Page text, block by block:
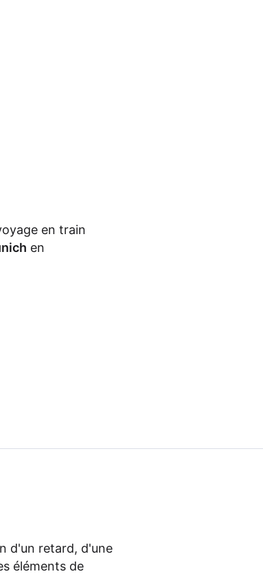
en train
en
d'un retard, d'une
éléments de